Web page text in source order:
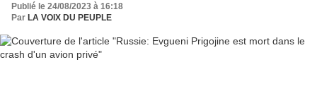
Publié le 24/08/2023 à 16:18
Par LA VOIX DU PEUPLE